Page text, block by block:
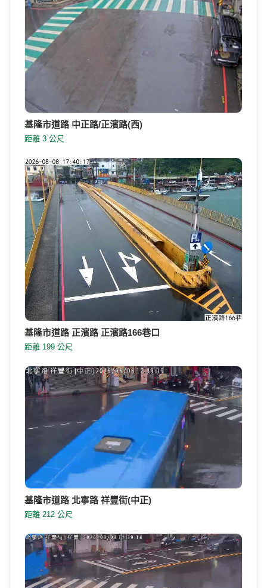
基隆市道路 中正路/正濱路(西)
距離 3 公尺
基隆市道路 正濱路 正濱路166巷口
距離 199 公尺
基隆市道路 北寧路 祥豐街(中正)
距離 212 公尺